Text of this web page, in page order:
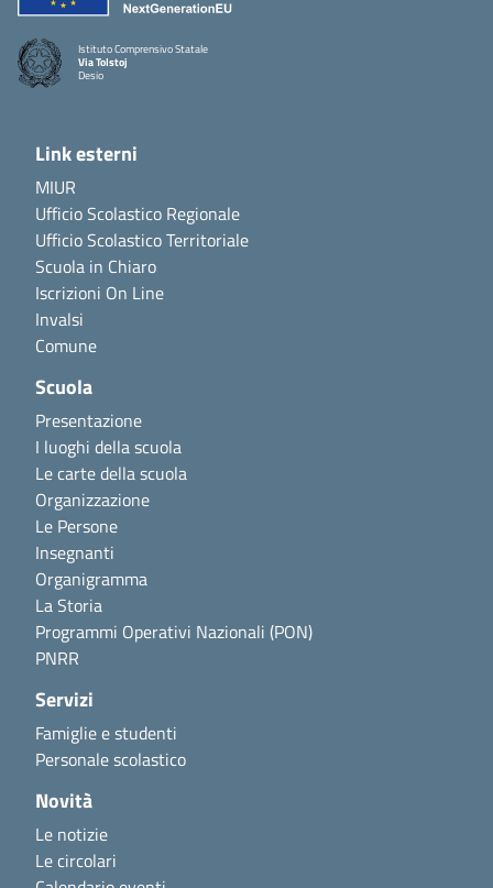
Istituto Comprensivo Statale
Via Tolstoj
Desio
Link esterni
MIUR
Ufficio Scolastico Regionale
Ufficio Scolastico Territoriale
Scuola in Chiaro
Iscrizioni On Line
Invalsi
Comune
Scuola
Presentazione
I luoghi della scuola
Le carte della scuola
Organizzazione
Le Persone
Insegnanti
Organigramma
La Storia
Programmi Operativi Nazionali (PON)
PNRR
Servizi
Famiglie e studenti
Personale scolastico
Novità
Le notizie
Le circolari